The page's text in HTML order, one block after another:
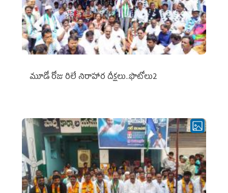
మూడో రోజు రిలే నిరాహార దీక్షలు..ఫొటోలు2